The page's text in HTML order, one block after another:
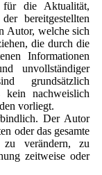
die Aktualität,
bereitgestellten
Autor, welche sich
die durch die
Informationen
unvollständiger
grundsätzlich
kein nachweislich
vorliegt.
Der Autor
oder das gesamte
zu verändern, zu
zeitweise oder